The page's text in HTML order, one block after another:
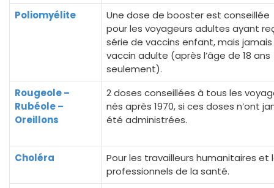
Poliomyélite
Une dose de booster est conseillée
pour les voyageurs adultes ayant
série de vaccins enfant, mais jamais
vaccin adulte (après l’âge de 18 ans
seulement).
Rougeole –
Rubéole –
Oreillons
2 doses conseillées à tous les
nés après 1970, si ces doses n’ont
été administrées.
Choléra
Pour les travailleurs humanitaires et
professionnels de la santé.